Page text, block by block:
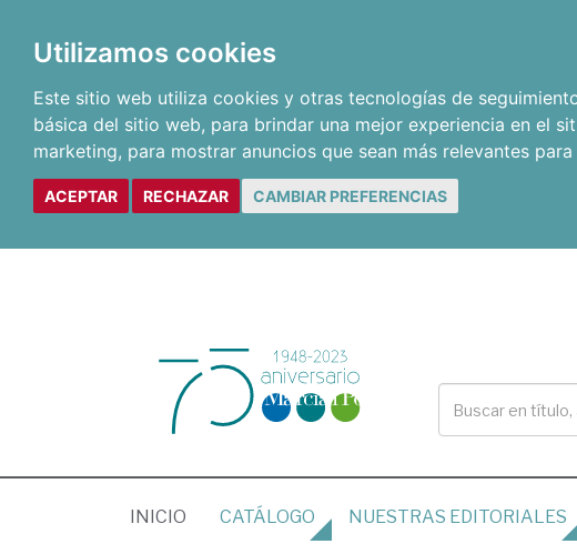
Utilizamos cookies
Este sitio web utiliza cookies y otras tecnologías de
básica del sitio web, para brindar una mejor experiencia en el
marketing, para mostrar anuncios que sean más relevantes
ACEPTAR RECHAZAR CAMBIAR PREFERENCIAS
INICIO (CURRENT)
CATÁLOGO NUESTRAS EDITORIALES